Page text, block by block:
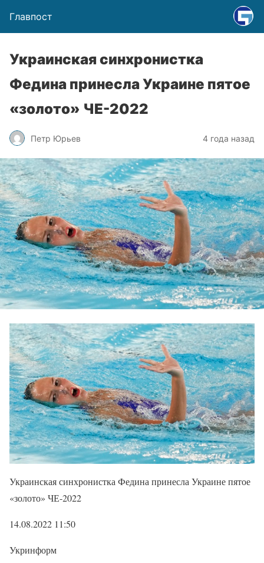
Главпост
Украинская синхронистка
Федина принесла Украине пятое
«золото» ЧЕ-2022
Петр Юрьев 4 года назад
Украинская синхронистка Федина принесла Украине пятое
«золото» ЧЕ-2022
14.08.2022 11:50
Укринформ